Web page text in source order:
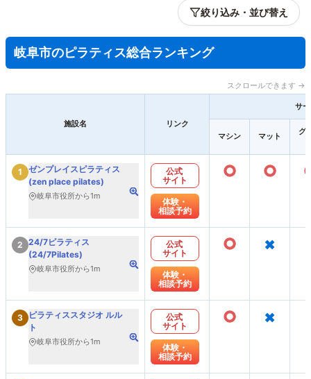
絞り込み・並び替え
岐阜市のピラティス総合ランキング
スクロールできます →
施設名 リンク
サ
マシン マット
グ
1
ゼンプレイスピラティス
(zen place pilates)
岐阜市役所から1m
公式
サイト
体験・
相談予約
○ ○
2 24/7ピラティス
(24/7Pilates)
岐阜市役所から1m
公式
サイト
体験・
相談予約
○ ×
3
ピラティススタジオ ルル
ト
岐阜市役所から1m
公式
サイト
体験・
相談予約
○ ×